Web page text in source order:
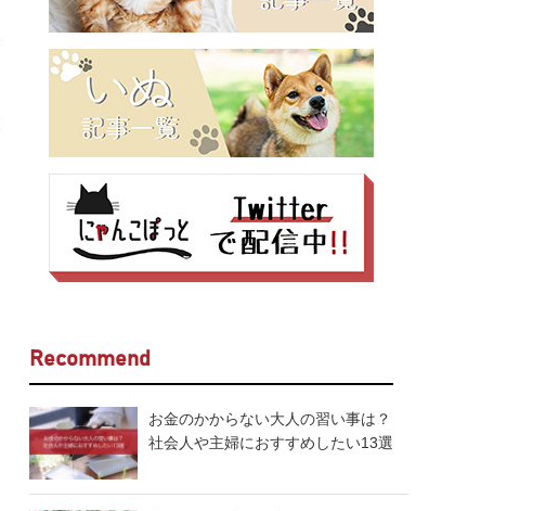
Recommend
お金のかからない大人の習い事は？
社会人や主婦におすすめしたい13選